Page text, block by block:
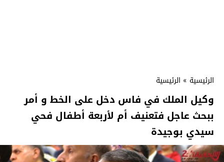
الرئيسية » الرئيسية
وكيل الملك في فاس دخل على الخط و أمر
ببحث عاجل فتعنيف أم لأربعة أطفال فحي
سيدي بوجيدة